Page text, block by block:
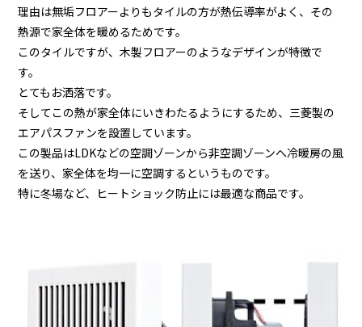
理由は無垢フロアーよりもタイルの方が熱伝導率がよく、その
熱源で家全体を暖めるためです。
このタイルですが、木製フロアーのようなデザインが特徴で
す。
とてもお洒落です。
そしてこの熱が家全体にいきわたるようにするため、三菱製の
エアパスファンを設置しています。
この製品はLDKなどの空調ゾーンから非空調ゾーンへ冷暖房の風
を送り、家全体を均一に空調するというものです。
特に冬場など、ヒートショック防止には最適な商品です。